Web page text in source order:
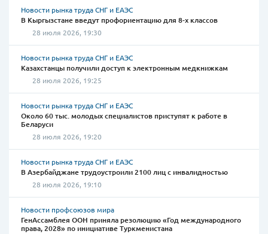
Новости рынка труда СНГ и ЕАЭС
В Кыргызстане введут профориентацию для 8-х классов
28 июля 2026, 19:30
Новости рынка труда СНГ и ЕАЭС
Казахстанцы получили доступ к электронным медкнижкам
28 июля 2026, 19:25
Новости рынка труда СНГ и ЕАЭС
Около 60 тыс. молодых специалистов приступят к работе в
Беларуси
28 июля 2026, 19:20
Новости рынка труда СНГ и ЕАЭС
В Азербайджане трудоустроили 2100 лиц с инвалидностью
28 июля 2026, 19:10
Новости профсоюзов мира
ГенАссамблея ООН приняла резолюцию «Год международного
права, 2028» по инициативе Туркменистана